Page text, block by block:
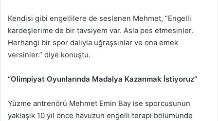
Kendisi gibi engellilere de seslenen Mehmet, “Engelli
kardeşlerime de bir tavsiyem var. Asla pes etmesinler.
Herhangi bir spor dalıyla uğraşsınlar ve ona emek
versinler.” diye konuştu.
“Olimpiyat Oyunlarında Madalya Kazanmak İstiyoruz”
Yüzme antrenörü Mehmet Emin Bay ise sporcusunun
yaklaşık 10 yıl önce havuzun engelli terapi bölümünde